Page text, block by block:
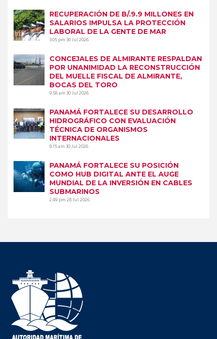
RECUPERACIÓN DE B/.9.9 MILLONES EN
SALARIOS IMPULSA LA PROTECCIÓN
LABORAL DE LA GENTE DE MAR
3:05 pm30 Jul 2026
CONCEJALES DE ALMIRANTE RESPALDAN
POR UNANIMIDAD LA RECONSTRUCCIÓN
DEL MUELLE FISCAL DE ALMIRANTE,
BOCAS DEL TORO
9:58 am30 Jul 2026
PANAMÁ FORTALECE SU DESARROLLO
HIDROGRÁFICO CON EVALUACIÓN
TÉCNICA DE ORGANISMOS
INTERNACIONALES
9:15 am30 Jul 2026
PANAMÁ FORTALECE SU POSICIÓN
COMO HUB DIGITAL ANTE EL AUGE
MUNDIAL DE LA INVERSIÓN EN CABLES
SUBMARINOS
2:49 pm28 Jul 2026